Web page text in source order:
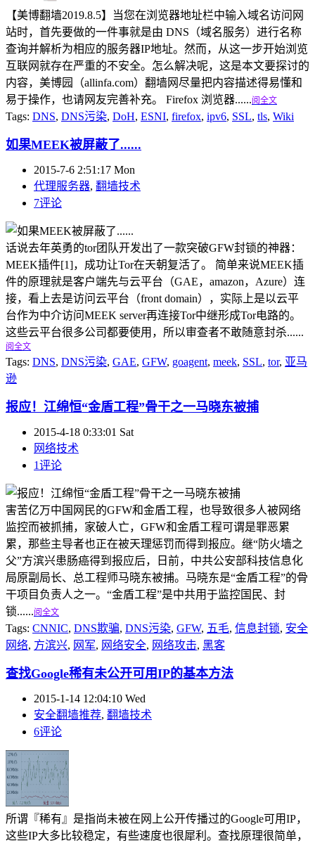
【美博翻墙2019.8.5】当您在浏览器地址栏中输入域名访问网
站时，首先要做的一件事就是由 DNS（域名服务）进行名称
查询并解析为相应的服务器IP地址。然而，从这一步开始浏览
互联网就存在严重的不安全。怎么解决呢，这是本文要探讨的
内容，美博园（allinfa.com）翻墙网尽量把内容描述得易懂和
易于操作，也请网友完善补充。 Firefox 浏览器......阅全文
Tags: DNS, DNS污染, DoH, ESNI, firefox, ipv6, SSL, tls, Wiki
如果MEEK被屏蔽了......
2015-7-6 2:51:17 Mon
代理服务器, 翻墙技术
7评论
话说去年英勇的tor团队开发出了一款突破GFW封锁的神器：
MEEK插件[1]，成功让Tor在天朝复活了。 简单来说MEEK插
件的原理就是客户端先与云平台（GAE，amazon，Azure）连
接，看上去是访问云平台（front domain），实际上是以云平
台作为中介访问MEEK server再连接Tor中继形成Tor电路的。
这些云平台很多公司都要使用，所以审查者不敢随意封杀......
阅全文
Tags: DNS, DNS污染, GAE, GFW, goagent, meek, SSL, tor, 亚马
逊
报应！江绵恒“金盾工程”骨干之一马晓东被捕
2015-4-18 0:33:01 Sat
网络技术
1评论
害苦亿万中国网民的GFW和金盾工程，也导致很多人被网络
监控而被抓捕，家破人亡，GFW和金盾工程可谓是罪恶累
累，那些主导者也正在被天理惩罚而得到报应。继“防火墙之
父”方滨兴患肠癌得到报应后，日前，中共公安部科技信息化
局原副局长、总工程师马晓东被捕。马晓东是“金盾工程”的骨
干项目负责人之一。“金盾工程”是中共用于监控国民、封
锁......阅全文
Tags: CNNIC, DNS欺骗, DNS污染, GFW, 五毛, 信息封锁, 安全
网络, 方滨兴, 网军, 网络安全, 网络攻击, 黑客
查找Google稀有未公开可用IP的基本方法
2015-1-14 12:04:10 Wed
安全翻墙推荐, 翻墙技术
6评论
所谓『稀有』是指尚未被在网上公开传播过的Google可用IP，
这些IP大多比较稳定，有些速度也很犀利。查找原理很简单，